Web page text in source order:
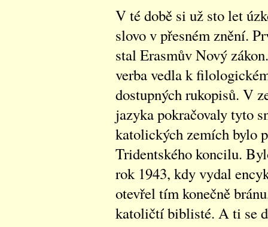
V té době si už sto let
slovo v přesném znění.
stal Erasmův Nový
verba vedla k
dostupných rukopisů. V
jazyka pokračovaly tyto
katolických zemích bylo
Tridentského koncilu.
rok 1943, kdy vydal
otevřel tím konečně
katoličtí biblisté. A ti se